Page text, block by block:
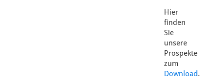
Hier
finden
Sie
unsere
Prospekte
zum
Download.